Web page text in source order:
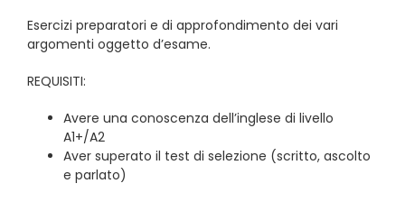
Esercizi preparatori e di approfondimento dei vari
argomenti oggetto d’esame.
REQUISITI:
Avere una conoscenza dell’inglese di livello
A1+/A2
Aver superato il test di selezione (scritto, ascolto
e parlato)